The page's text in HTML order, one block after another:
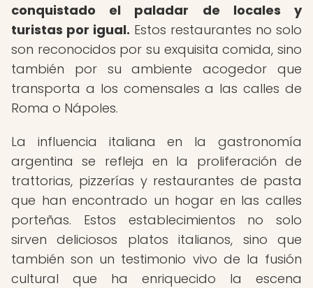
conquistado el paladar de locales y
turistas por igual. Estos restaurantes no solo
son reconocidos por su exquisita comida, sino
también por su ambiente acogedor que
transporta a los comensales a las calles de
Roma o Nápoles.
La influencia italiana en la gastronomía
argentina se refleja en la proliferación de
trattorias, pizzerías y restaurantes de pasta
que han encontrado un hogar en las calles
porteñas. Estos establecimientos no solo
sirven deliciosos platos italianos, sino que
también son un testimonio vivo de la fusión
cultural que ha enriquecido la escena